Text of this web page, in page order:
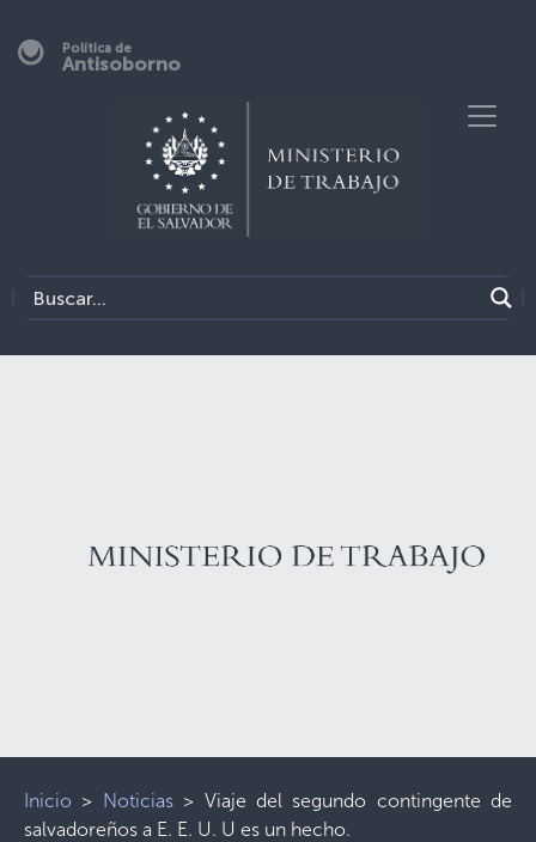
Política de
Antisoborno
Inicio > Noticias> Viaje del segundo contingente de
salvadoreños a E. E. U. U es un hecho.